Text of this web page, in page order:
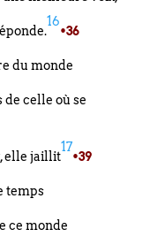
16
•36
du monde
celle où se
elle jaillit
17
•39
temps
ce monde